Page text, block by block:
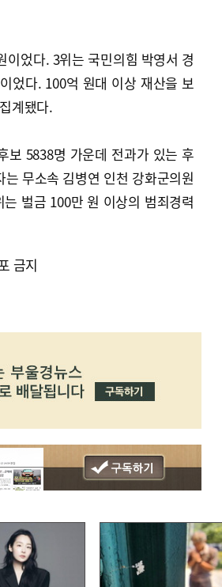
었다. 3위는 국민의힘 박영서 경
었다. 100억 원대 이상 재산을 보
계됐다.
보 5838명 가운데 전과가 있는 후
무소속 김병연 인천 강화군의원
벌금 100만 원 이상의 범죄경력
금지